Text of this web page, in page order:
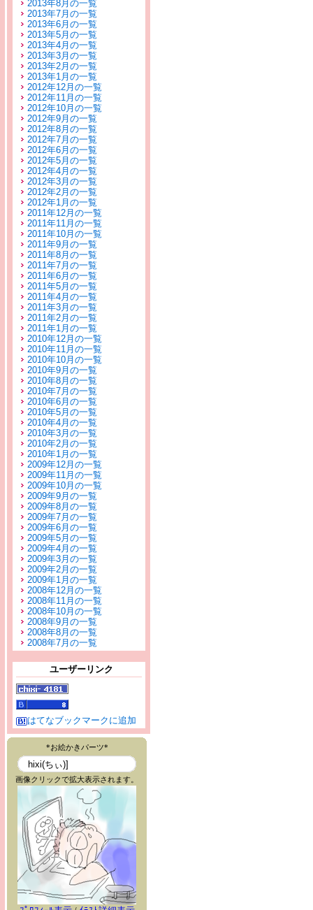
2013年8月の一覧
2013年7月の一覧
2013年6月の一覧
2013年5月の一覧
2013年4月の一覧
2013年3月の一覧
2013年2月の一覧
2013年1月の一覧
2012年12月の一覧
2012年11月の一覧
2012年10月の一覧
2012年9月の一覧
2012年8月の一覧
2012年7月の一覧
2012年6月の一覧
2012年5月の一覧
2012年4月の一覧
2012年3月の一覧
2012年2月の一覧
2012年1月の一覧
2011年12月の一覧
2011年11月の一覧
2011年10月の一覧
2011年9月の一覧
2011年8月の一覧
2011年7月の一覧
2011年6月の一覧
2011年5月の一覧
2011年4月の一覧
2011年3月の一覧
2011年2月の一覧
2011年1月の一覧
2010年12月の一覧
2010年11月の一覧
2010年10月の一覧
2010年9月の一覧
2010年8月の一覧
2010年7月の一覧
2010年6月の一覧
2010年5月の一覧
2010年4月の一覧
2010年3月の一覧
2010年2月の一覧
2010年1月の一覧
2009年12月の一覧
2009年11月の一覧
2009年10月の一覧
2009年9月の一覧
2009年8月の一覧
2009年7月の一覧
2009年6月の一覧
2009年5月の一覧
2009年4月の一覧
2009年3月の一覧
2009年2月の一覧
2009年1月の一覧
2008年12月の一覧
2008年11月の一覧
2008年10月の一覧
2008年9月の一覧
2008年8月の一覧
2008年7月の一覧
ユーザーリンク
はてなブックマークに追加